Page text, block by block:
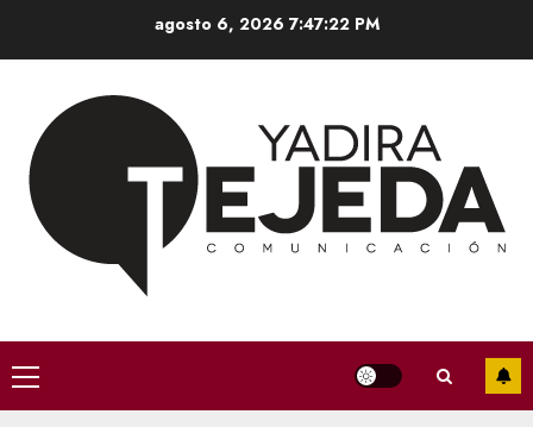
agosto 6, 2026 7:47:22 PM
Menú
principal